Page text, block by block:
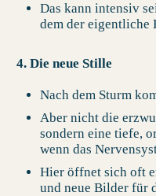
Das kann intensiv
dem der eigentliche
4. Die neue Stille
Nach dem Sturm
Aber nicht die
sondern eine tiefe,
wenn das
Hier öffnet sich oft
und neue Bilder für